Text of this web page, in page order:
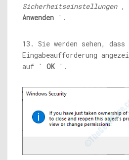
Sicherheitseinstellungen,
Anwenden '.
13. Sie werden sehen, dass
Eingabeaufforderung
auf ' OK'.